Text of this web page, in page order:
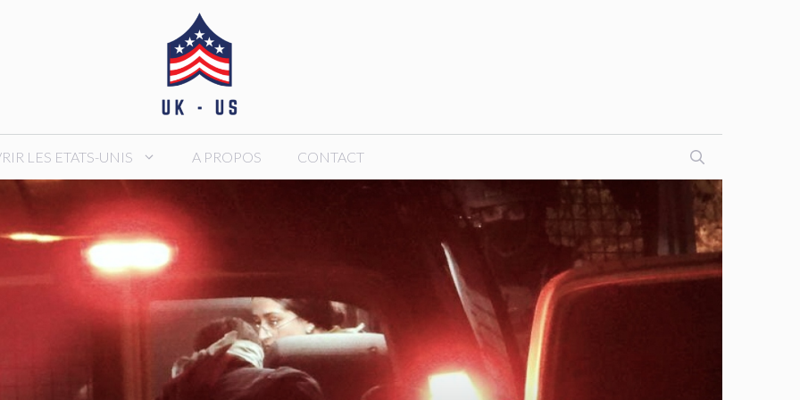
LES ETATS-UNIS A PROPOS CONTACT